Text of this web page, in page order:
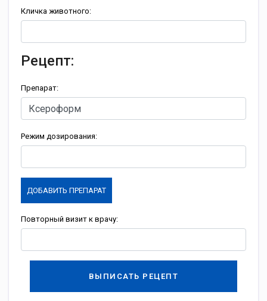
Кличка животного:
Рецепт:
Препарат:
Режим дозирования:
ДОБАВИТЬ ПРЕПАРАТ
Повторный визит к врачу:
ВЫПИСАТЬ РЕЦЕПТ